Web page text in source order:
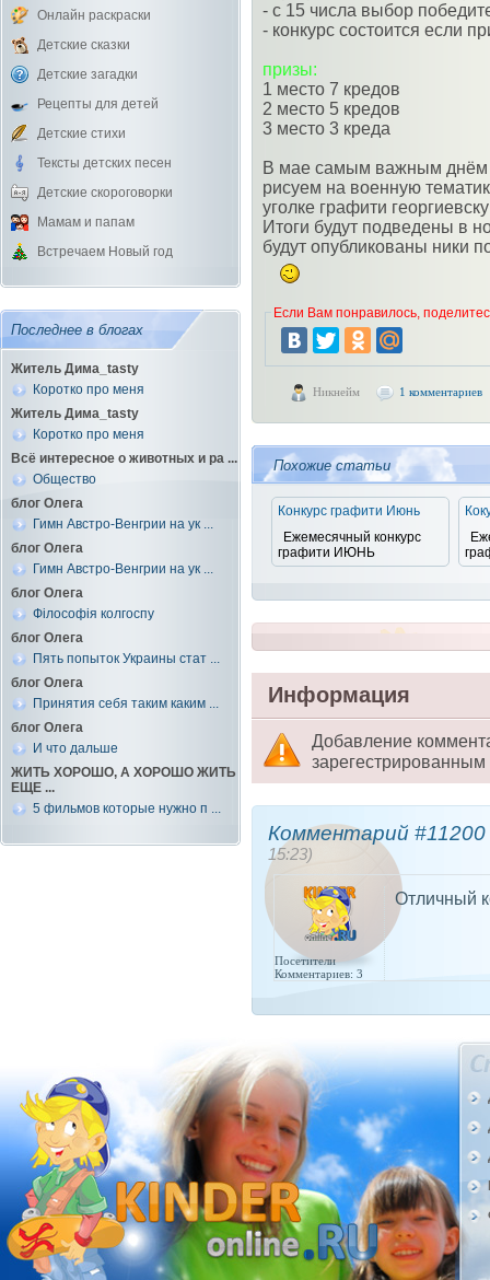
Онлайн раскраски
Детские сказки
Детские загадки
Рецепты для детей
Детские стихи
Тексты детских песен
Детские скороговорки
Мамам и папам
Встречаем Новый год
Последнее в блогах
Житель Дима_tasty
Коротко про меня
Житель Дима_tasty
Коротко про меня
Всё интересное о животных и ра ...
Общество
блог Олега
Гимн Австро-Венгрии на ук ...
блог Олега
Гимн Австро-Венгрии на ук ...
блог Олега
Філософія колгоспу
блог Олега
Пять попыток Украины стат ...
блог Олега
Принятия себя таким каким ...
блог Олега
И что дальше
ЖИТЬ ХОРОШО, А ХОРОШО ЖИТЬ
ЕЩЕ ...
5 фильмов которые нужно п ...
- с 15 числа выбор
- конкурс состоится если
призы:
1 место 7 кредов
2 место 5 кредов
3 место 3 креда
В мае самым важным днём
рисуем на военную
уголке графити
Итоги будут подведены в
будут опубликованы ники
Если Вам понравилось,
Никнейм 1 комментариев
Похожие статьи
Конкурс графити Июнь
Ежемесячный конкурс
графити ИЮНЬ
Информация
Добавление
Комментарий
15:23)
Посетители
Комментариев: 3
Отличный